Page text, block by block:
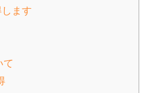
ます
て